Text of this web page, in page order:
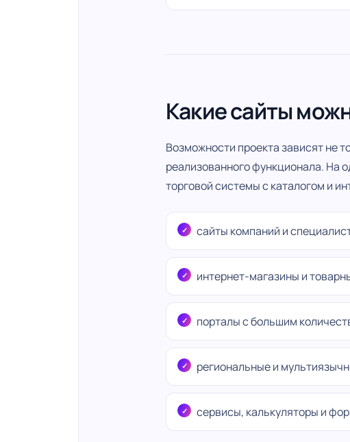
Какие сайты
Возможности проекта зависят не
реализованного функционала. На
торговой системы с каталогом и
сайты компаний и
интернет-магазины и
порталы с большим
региональные и
сервисы, калькуляторы и